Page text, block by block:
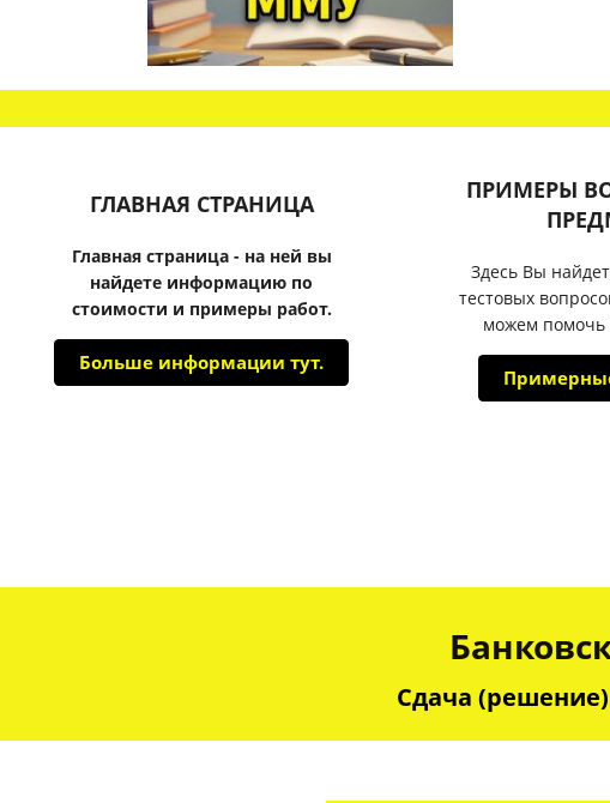
ГЛАВНАЯ СТРАНИЦА
Главная страница - на ней вы
найдете информацию по
стоимости и примеры работ.
Больше информации тут.
ПРИМЕРЫ
Здесь Вы
тестовых
можем помочь
Сдача (решение)